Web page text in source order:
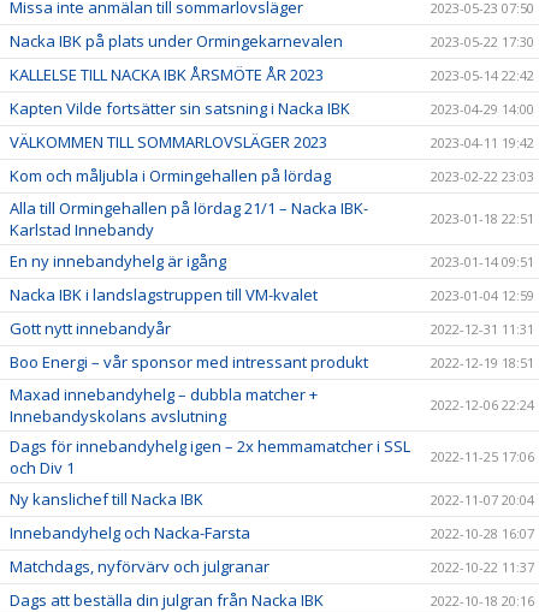
Missa inte anmälan till sommarlovsläger 2023-05-23 07:50
Nacka IBK på plats under Ormingekarnevalen 2023-05-22 17:30
KALLELSE TILL NACKA IBK ÅRSMÖTE ÅR 2023 2023-05-14 22:42
Kapten Vilde fortsätter sin satsning i Nacka IBK 2023-04-29 14:00
VÄLKOMMEN TILL SOMMARLOVSLÄGER 2023 2023-04-11 19:42
Kom och måljubla i Ormingehallen på lördag 2023-02-22 23:03
Alla till Ormingehallen på lördag 21/1 – Nacka IBK-
Karlstad Innebandy
2023-01-18 22:51
En ny innebandyhelg är igång 2023-01-14 09:51
Nacka IBK i landslagstruppen till VM-kvalet 2023-01-04 12:59
Gott nytt innebandyår 2022-12-31 11:31
Boo Energi – vår sponsor med intressant produkt 2022-12-19 18:51
Maxad innebandyhelg – dubbla matcher +
Innebandyskolans avslutning
2022-12-06 22:24
Dags för innebandyhelg igen – 2x hemmamatcher i SSL
och Div 1
2022-11-25 17:06
Ny kanslichef till Nacka IBK 2022-11-07 20:04
Innebandyhelg och Nacka-Farsta 2022-10-28 16:07
Matchdags, nyförvärv och julgranar 2022-10-22 11:37
Dags att beställa din julgran från Nacka IBK 2022-10-18 20:16